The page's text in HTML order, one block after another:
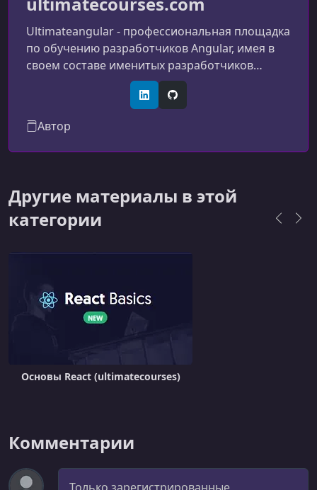
Ultimateangular - профессиональная площадка
по обучению разработчиков Angular, имея в
своем составе именитых разработчиков
LinkedInGitHub
Автор
Другие материалы в этой
категории
Основы React (ultimatecourses)
Комментарии
Комментарий